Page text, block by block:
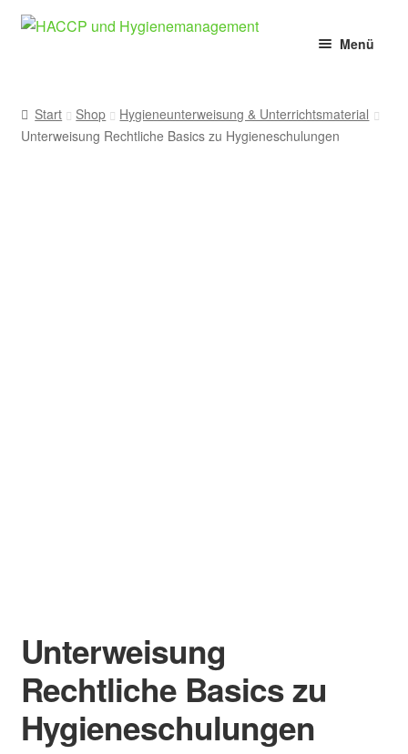
Zur
Zum
Menü
HACCP
Start Shop
Hygieneunterweisung & Unterrichtsmaterial
Unterweisung Rechtliche Basics zu Hygieneschulungen
Unterweisung
Rechtliche Basics zu
Hygieneschulungen